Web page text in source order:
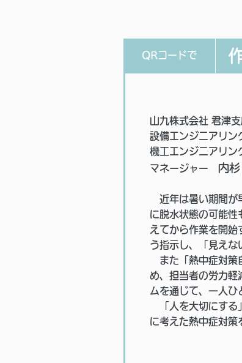
QRコードで
山九株式会社 君津
設備エンジニアリン
機工エンジニアリン
マネージャー 内
近年は暑い期間が
に脱水状態の可能性
えてから作業を開
う指示し、「見えな
また「熱中症対策
め、担当者の労力軽
ムを通じて、一人ひ
「人を大切にする
に考えた熱中症対策